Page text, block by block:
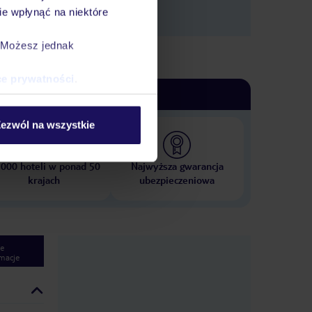
wpłynąć na niektóre
jednak
prywatności
na wszystkie
hoteli w ponad 50
krajach
Najwyższa gwarancja
ubezpieczeniowa